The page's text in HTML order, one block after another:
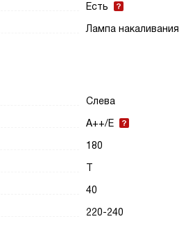
Есть
Лампа накаливания
Слева
A++/E
180
T
40
220-240